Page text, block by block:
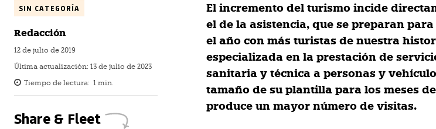
SIN CATEGORÍA
Redacción
12 de julio de 2019
Última actualización: 13 de julio de 2023
Tiempo de lectura: 1 min.
Share & Fleet
El incremento del turismo incide
el de la asistencia, que se preparan
el año con más turistas de nuestra
especializada en la prestación de
sanitaria y técnica a personas y
tamaño de su plantilla para los meses
produce un mayor número de visitas.